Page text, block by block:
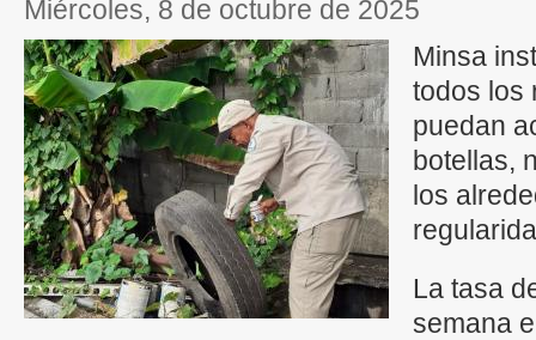
miércoles, 8 de octubre de 2025
Minsa
todos los
puedan
botellas,
los
La tasa
semana